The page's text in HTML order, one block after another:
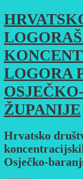
Skoči
do
sadržaja
LOGORA
ŽUPANIJE
Hrvatsko
Osječko-